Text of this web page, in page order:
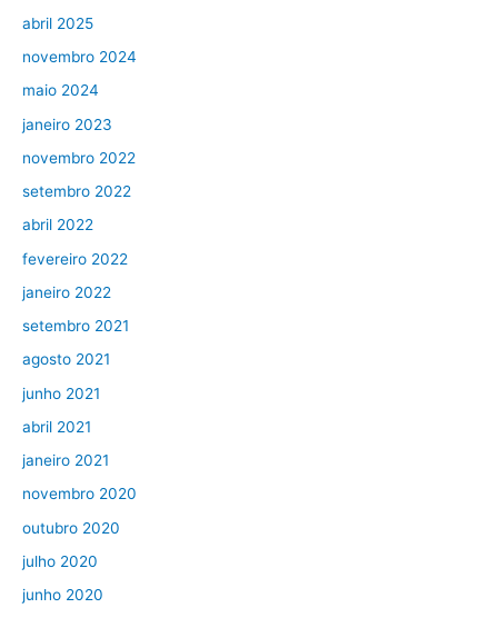
abril 2025
novembro 2024
maio 2024
janeiro 2023
novembro 2022
setembro 2022
abril 2022
fevereiro 2022
janeiro 2022
setembro 2021
agosto 2021
junho 2021
abril 2021
janeiro 2021
novembro 2020
outubro 2020
julho 2020
junho 2020